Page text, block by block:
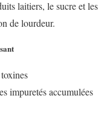
laitiers, le sucre et les
de lourdeur.
impuretés accumulées